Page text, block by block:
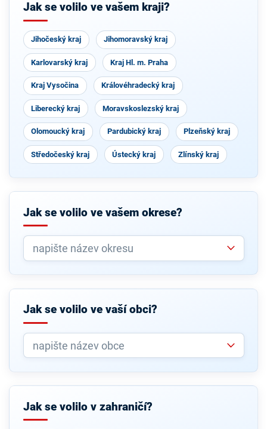
Jak se volilo ve vašem kraji?
Jihočeský kraj Jihomoravský kraj
Karlovarský kraj Kraj Hl. m. Praha
Kraj Vysočina Královéhradecký kraj
Liberecký kraj Moravskoslezský kraj
Olomoucký kraj Pardubický kraj Plzeňský kraj
Středočeský kraj Ústecký kraj Zlínský kraj
Jak se volilo ve vašem okrese?
Jak se volilo ve vaší obci?
Jak se volilo v zahraničí?